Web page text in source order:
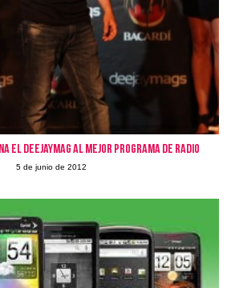
el Deejaymag al mejor programa de radio
5 de junio de 2012